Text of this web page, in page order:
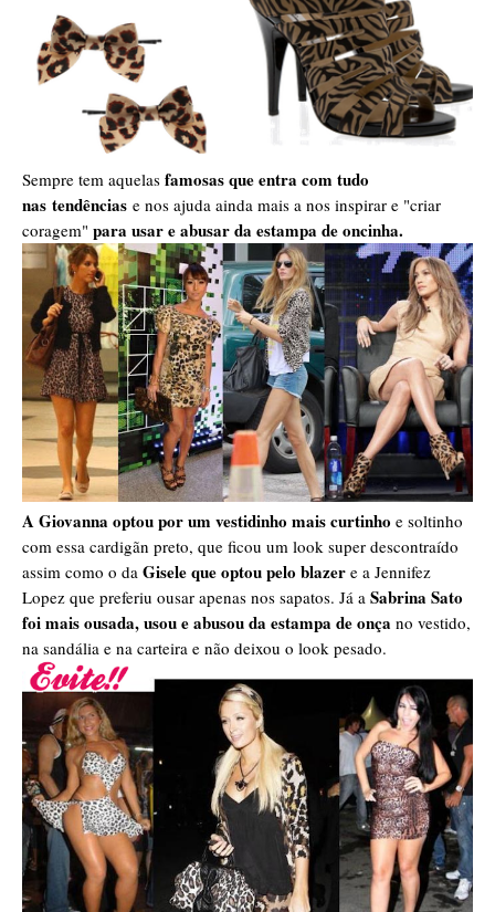
Sempre tem aquelas famosas que entra com tudo
nas tendências e nos ajuda ainda mais a nos inspirar e "criar
coragem" para usar e abusar da estampa de oncinha.
A Giovanna optou por um vestidinho mais curtinho e soltinho
com essa cardigãn preto, que ficou um look super descontraído
assim como o da Gisele que optou pelo blazer e a Jennifez
Lopez que preferiu ousar apenas nos sapatos. Já a Sabrina Sato
foi mais ousada, usou e abusou da estampa de onça no vestido,
na sandália e na carteira e não deixou o look pesado.